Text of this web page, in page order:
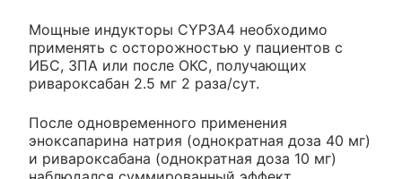
Мощные индукторы CYP3A4 необходимо
применять с осторожностью у пациентов с
ИБС, ЗПА или после ОКС, получающих
ривароксабан 2.5 мг 2 раза/сут.
После одновременного применения
эноксапарина натрия (однократная доза 40 мг)
и ривароксабана (однократная доза 10 мг)